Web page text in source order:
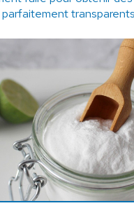
parfaitement